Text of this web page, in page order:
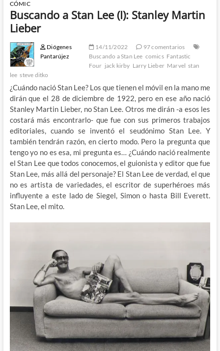
CÓMIC
Buscando a Stan Lee (I): Stanley Martin
Lieber
Diógenes
Pantarújez
14/11/2022
97 comentarios
Buscando a Stan Lee comics Fantastic
Four jack kirby Larry Lieber Marvel stan
lee steve ditko
¿Cuándo nació Stan Lee? Los que tienen el móvil en la mano me
dirán que el 28 de diciembre de 1922, pero en ese año nació
Stanley Martin Lieber, no Stan Lee. Otros me dirán -a esos les
costará más encontrarlo- que fue con sus primeros trabajos
editoriales, cuando se inventó el seudónimo Stan Lee. Y
también tendrán razón, en cierto modo. Pero la pregunta que
tengo yo no es esa, mi pregunta es… ¿Cuándo nació realmente
el Stan Lee que todos conocemos, el guionista y editor que fue
Stan Lee, más allá del personaje? El Stan Lee de verdad, el que
no es artista de variedades, el escritor de superhéroes más
influyente a este lado de Siegel, Simon o hasta Bill Everett.
Stan Lee, el mito.